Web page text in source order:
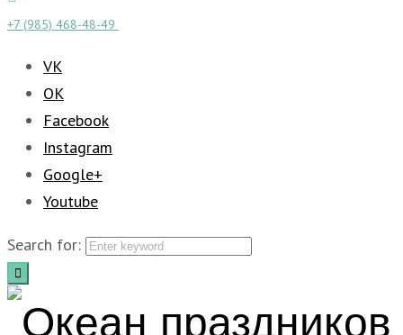
+7 (985) 468-48-49
VK
OK
Facebook
Instagram
Google+
Youtube
Search for: